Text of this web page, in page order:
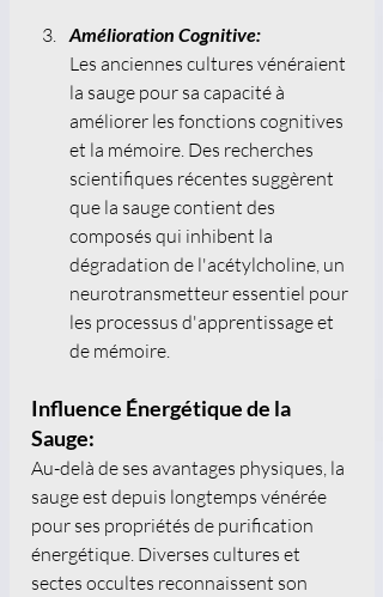
Amélioration Cognitive:
Les anciennes cultures vénéraient
la sauge pour sa capacité à
améliorer les fonctions cognitives
et la mémoire. Des recherches
scientifiques récentes suggèrent
que la sauge contient des
composés qui inhibent la
dégradation de l'acétylcholine, un
neurotransmetteur essentiel pour
les processus d'apprentissage et
de mémoire.
Influence Énergétique de la
Sauge:
Au-delà de ses avantages physiques, la
sauge est depuis longtemps vénérée
pour ses propriétés de purification
énergétique. Diverses cultures et
sectes occultes reconnaissent son